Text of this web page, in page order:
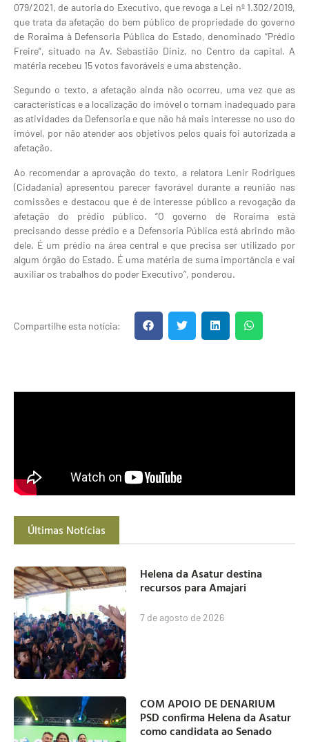
079/2021, de autoria do Executivo, que revoga a Lei nº 1.302/2019,
que trata da afetação do bem público de propriedade do governo
de Roraima à Defensoria Pública do Estado, denominado “Prédio
Freire”, situado na Av. Sebastião Diniz, no Centro da capital. A
matéria recebeu 15 votos favoráveis e uma abstenção.
Segundo o texto, a afetação ainda não ocorreu, uma vez que as
características e a localização do imóvel o tornam inadequado para
as atividades da Defensoria e que não há mais interesse no uso do
imóvel, por não atender aos objetivos pelos quais foi autorizada a
afetação.
Ao recomendar a aprovação do texto, a relatora Lenir Rodrigues
(Cidadania) apresentou parecer favorável durante a reunião nas
comissões e destacou que é de interesse público a revogação da
afetação do prédio público. “O governo de Roraima está
precisando desse prédio e a Defensoria Pública está abrindo mão
dele. É um prédio na área central e que precisa ser utilizado por
algum órgão do Estado. É uma matéria de suma importância e vai
auxiliar os trabalhos do poder Executivo”, ponderou.
Compartilhe esta notícia:
Últimas Notícias
Helena da Asatur destina
recursos para Amajari
7 de agosto de 2026
COM APOIO DE DENARIUM
PSD confirma Helena da Asatur
como candidata ao Senado